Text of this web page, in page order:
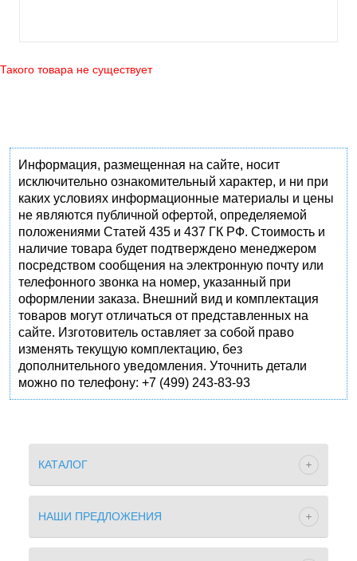
Такого товара не существует
Информация, размещенная на сайте, носит
исключительно ознакомительный характер, и ни при
каких условиях информационные материалы и цены
не являются публичной офертой, определяемой
положениями Статей 435 и 437 ГК РФ. Стоимость и
наличие товара будет подтверждено менеджером
посредством сообщения на электронную почту или
телефонного звонка на номер, указанный при
оформлении заказа. Внешний вид и комплектация
товаров могут отличаться от представленных на
сайте. Изготовитель оставляет за собой право
изменять текущую комплектацию, без
дополнительного уведомления. Уточнить детали
можно по телефону: +7 (499) 243-83-93
КАТАЛОГ
НАШИ ПРЕДЛОЖЕНИЯ